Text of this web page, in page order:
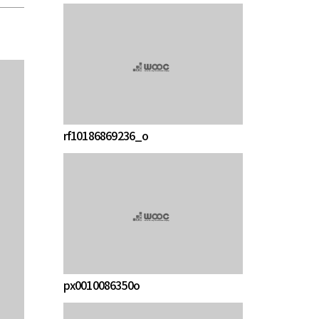
rf10186869236_o
px0010086350o